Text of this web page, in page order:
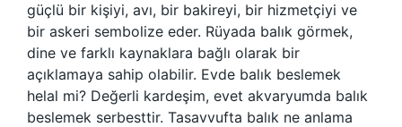
güçlü bir kişiyi, avı, bir bakireyi, bir hizmetçiyi ve
bir askeri sembolize eder. Rüyada balık görmek,
dine ve farklı kaynaklara bağlı olarak bir
açıklamaya sahip olabilir. Evde balık beslemek
helal mi? Değerli kardeşim, evet akvaryumda balık
beslemek serbesttir. Tasavvufta balık ne anlama